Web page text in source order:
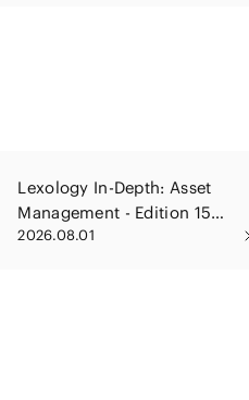
契約を大規模に出再し、国外におけ
る資産運用を通じて運用利率の改善
を目指すもののほか、資産・負債の
デュレーションのミスマッチを低減
る助言も行っています。
Lexology In-Depth: Asset
Management - Edition 15
(Japan Chapter)
2026.08.01